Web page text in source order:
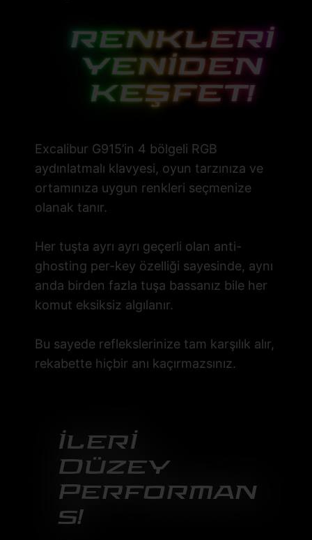
Excalibur G915’in 4 bölgeli RGB
aydınlatmalı klavyesi, oyun tarzınıza ve
ortamınıza uygun renkleri seçmenize
olanak tanır.
Her tuşta ayrı ayrı geçerli olan anti-
ghosting per-key özelliği sayesinde, aynı
anda birden fazla tuşa bassanız bile her
komut eksiksiz algılanır.
Bu sayede reflekslerinize tam karşılık alır,
rekabette hiçbir anı kaçırmazsınız.
İlerİ
Düzey
Performan
s!